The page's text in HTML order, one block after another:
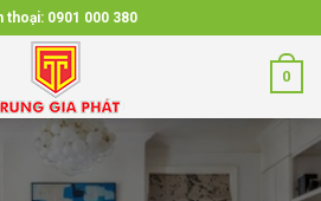
thoại: 0901 000 380
0